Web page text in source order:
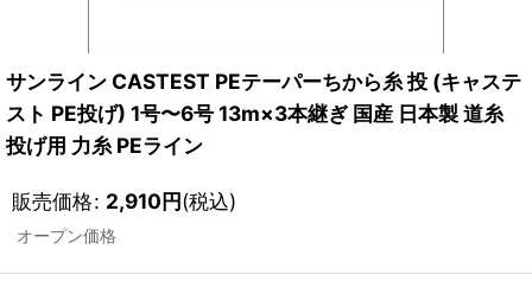
サンライン CASTEST PEテーパーちから糸 投 (キャステ
スト PE投げ) 1号〜6号 13m×3本継ぎ 国産 日本製 道糸
投げ用 力糸 PEライン
販売価格: 2,910円(税込)
オープン価格